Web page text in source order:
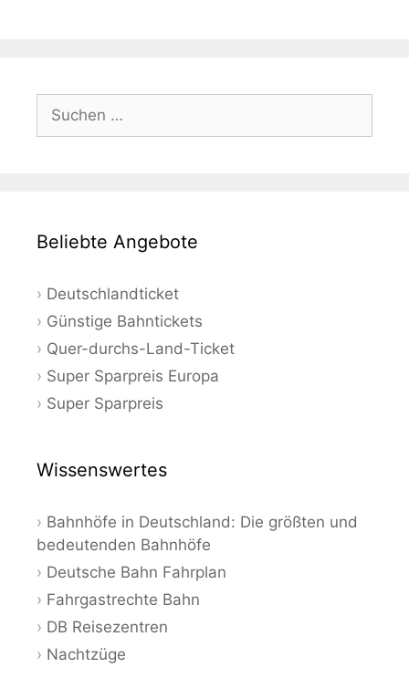
nach:
Beliebte Angebote
Deutschlandticket
Günstige Bahntickets
Quer-durchs-Land-Ticket
Super Sparpreis Europa
Super Sparpreis
Wissenswertes
Bahnhöfe in Deutschland: Die größten und
bedeutenden Bahnhöfe
Deutsche Bahn Fahrplan
Fahrgastrechte Bahn
DB Reisezentren
Nachtzüge